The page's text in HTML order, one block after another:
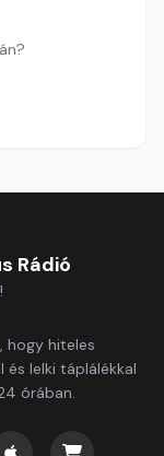
Rádió
hogy hiteles
lelki táplálékkal
órában.